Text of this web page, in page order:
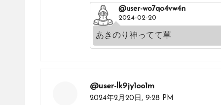
@user-wo7qo4vw4n
2024-02-20
あきのり神ってて草
@user-lk9jy1oo1m
2024年2月20日, 9:28 PM